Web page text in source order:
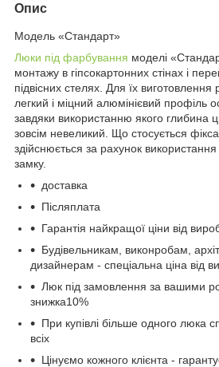
Опис
Модель «Стандарт»
Люки під фарбування моделі
монтажу в гіпсокартонних стінах і
підвісних стелях. Для їх виготовлення
легкий і міцний алюмінієвий профіль
завдяки використанню якого глибина
зовсім невеликий. Що стосується
здійснюється за рахунок
замку.
доставка
Післяплата
Гарантія найкращої ціни від
Будівельникам, виконробам,
дизайнерам - спеціальна ціна від
Люк під замовлення за вашими
знижка10%
При купівлі більше одного люка
всіх
Цінуємо кожного клієнта -